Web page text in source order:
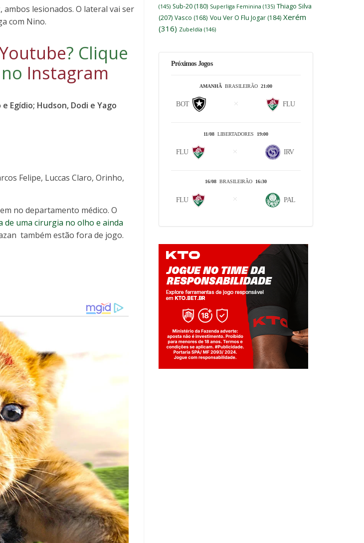
lesionados. O lateral vai ser
com Nino.
? Clique
Instagram
Egídio; Hudson, Dodi e Yago
Felipe, Luccas Claro, Orinho,
no departamento médico. O
de uma cirurgia no olho e ainda
também estão fora de jogo.
(145) Sub-20 (180) Superliga Feminina (135) Thiago Silva
(207) Vasco (168) Vou Ver O Flu Jogar (184) Xerém
(316) Zubeldía (146)
Próximos Jogos
AMANHÃ BRASILEIRÃO 21:00
BOT FLU
11/08 LIBERTADORES 19:00
FLU IRV
16/08 BRASILEIRÃO 16:30
FLU PAL
Jogue com responsabilidade. 18+